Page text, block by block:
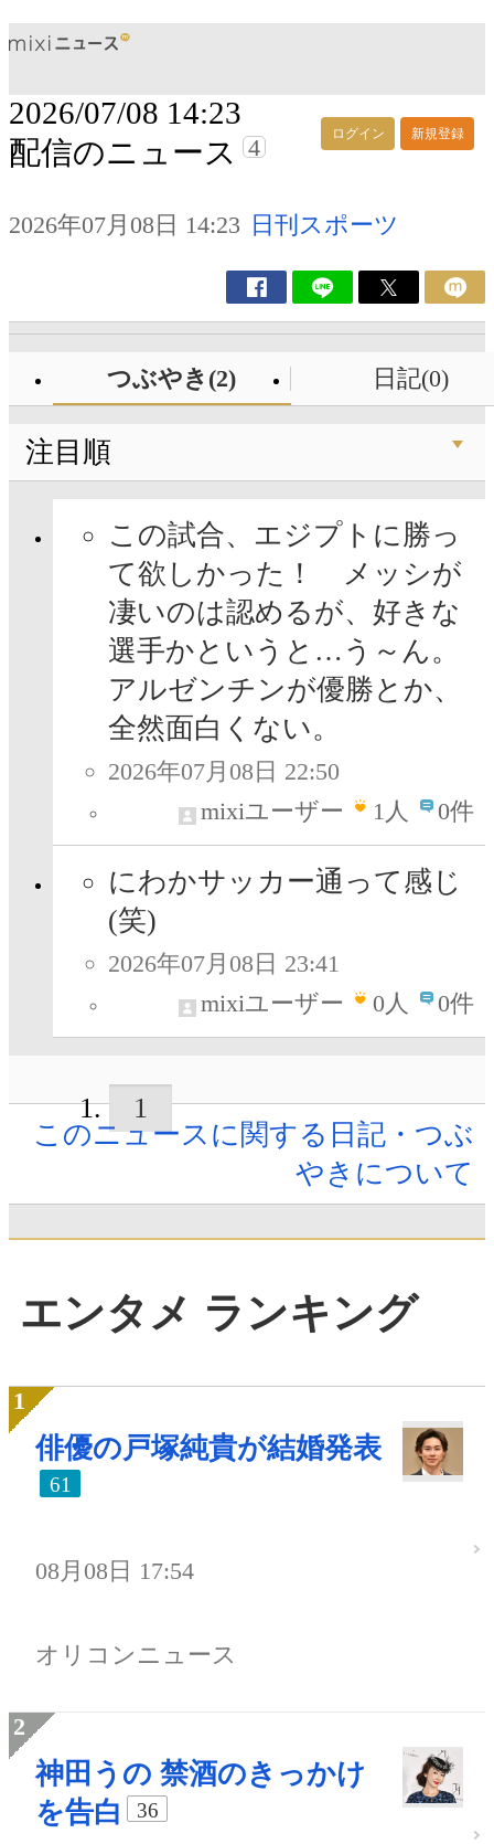
ログイン 新規登録
2026/07/08 14:23
配信のニュース 4
2026年07月08日 14:23 日刊スポーツ
つぶやき(2) 日記(0)
注目順
この試合、エジプトに勝っ
て欲しかった！ メッシが
凄いのは認めるが、好きな
選手かというと…う～ん。
アルゼンチンが優勝とか、
全然面白くない。
2026年07月08日 22:50
mixiユーザー
1人 0件
にわかサッカー通って感じ
(笑)
2026年07月08日 23:41
mixiユーザー
0人 0件
1
このニュースに関する日記・つぶ
やきについて
エンタメ ランキング
俳優の戸塚純貴が結婚発表
61
08月08日 17:54
オリコンニュース
神田うの 禁酒のきっかけ
を告白
36